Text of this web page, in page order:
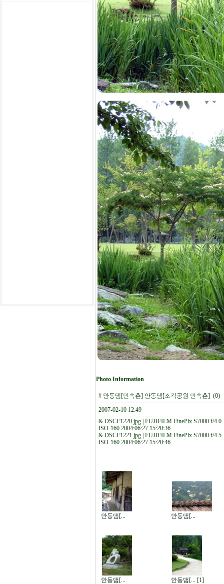
Photo Information
# 안동댐[민속촌] 안동댐[조각공원 민속촌] (0)
2007-02-10 12:49
& DSCF1220.jpg | FUJIFILM FinePix S7000 f/4.0
ISO-160 2004:06:27 15:20:36
& DSCF1221.jpg | FUJIFILM FinePix S7000 f/4.5
ISO-160 2004:06:27 15:20:46
안동댐[... 안동댐[...
안동댐[... 안동댐[... [1]